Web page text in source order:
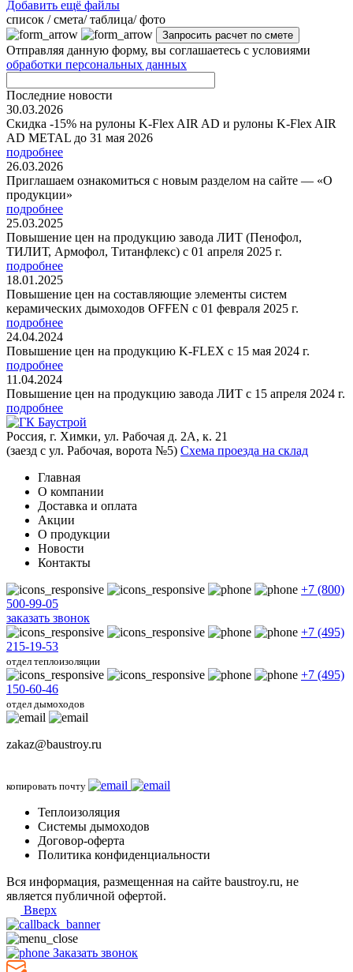
Добавить ещё файлы
cписок / смета/ таблица/ фото
Отправляя данную форму, вы соглашаетесь с условиями
обработки персональных данных
Последние новости
30.03.2026
Скидка -15% на рулоны K-Flex AIR AD и рулоны K-Flex AIR
AD METAL до 31 мая 2026
подробнее
26.03.2026
Приглашаем ознакомиться с новым разделом на сайте — «О
продукции»
подробнее
25.03.2025
Повышение цен на продукцию завода ЛИТ (Пенофол,
ТИЛИТ, Армофол, Титанфлекс) с 01 апреля 2025 г.
подробнее
18.01.2025
Повышение цен на составляющие элементы систем
керамических дымоходов OFFEN с 01 февраля 2025 г.
подробнее
24.04.2024
Повышение цен на продукцию K-FLEX с 15 мая 2024 г.
подробнее
11.04.2024
Повышение цен на продукцию завода ЛИТ с 15 апреля 2024 г.
подробнее
Россия, г. Химки, ул. Рабочая д. 2А, к. 21
(заезд с ул. Рабочая, ворота №5) Схема проезда на склад
Главная
О компании
Доставка и оплата
Акции
О продукции
Новости
Контакты
+7 (800)
500-99-05
заказать звонок
+7 (495)
215-19-53
отдел теплоизоляции
+7 (495)
150-60-46
отдел дымоходов
zakaz@baustroy.ru
копировать почту
Теплоизоляция
Системы дымоходов
Договор-оферта
Политика конфиденциальности
Вся информация, размещенная на сайте baustroy.ru, не
является публичной офертой.
Вверх
Заказать звонок